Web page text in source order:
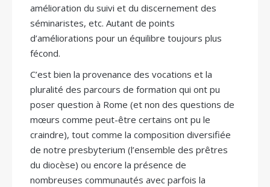
amélioration du suivi et du discernement des
séminaristes, etc. Autant de points
d’améliorations pour un équilibre toujours plus
fécond.
C’est bien la provenance des vocations et la
pluralité des parcours de formation qui ont pu
poser question à Rome (et non des questions de
mœurs comme peut-être certains ont pu le
craindre), tout comme la composition diversifiée
de notre presbyterium (l’ensemble des prêtres
du diocèse) ou encore la présence de
nombreuses communautés avec parfois la